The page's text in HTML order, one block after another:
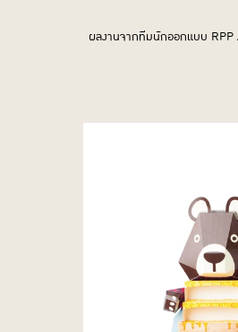
ผลงานจากทีมนักออกแบบ RPP